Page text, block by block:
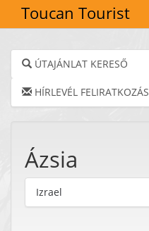
Toucan Tourist
ÚTAJÁNLAT KERESŐ
HÍRLEVÉL FELIRATKOZÁS
Ázsia
Izrael